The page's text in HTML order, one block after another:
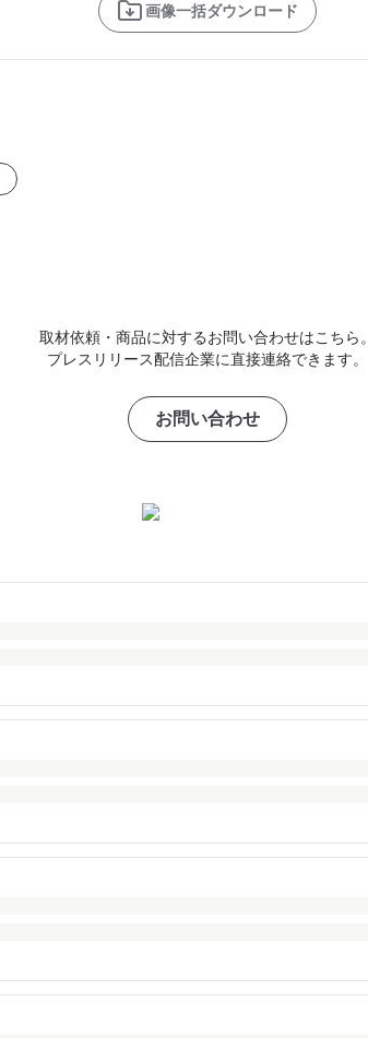
画像一括ダウンロード
取材依頼・商品に対するお問い合わせはこちら。
プレスリリース配信企業に直接連絡できます。
お問い合わせ